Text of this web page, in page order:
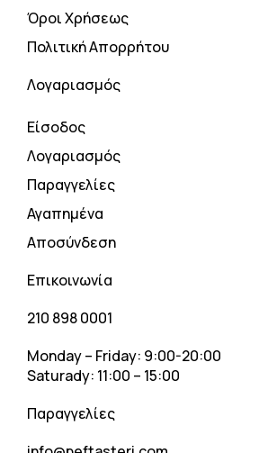
Όροι Χρήσεως
Πολιτική Απορρήτου
Λογαριασμός
Είσοδος
Λογαριασμός
Παραγγελίες
Αγαπημένα
Αποσύνδεση
Επικοινωνία
210 898 0001
Monday – Friday: 9:00-20:00
Saturady: 11:00 – 15:00
Παραγγελίες